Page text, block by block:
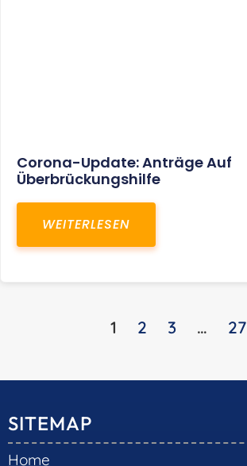
Corona-Update: Anträge Auf
Überbrückungshilfe
WEITERLESEN
1 2 3 … 27
SITEMAP
Home